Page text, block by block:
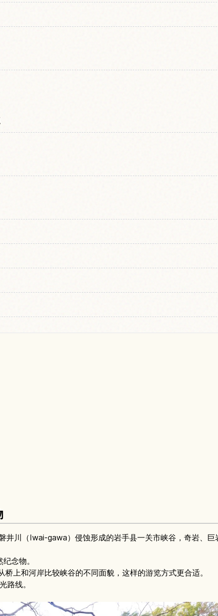
井川（Iwai-gawa）侵蚀形成的岩手县一关市峡谷，奇岩、巨
念物。
上和河岸比较峡谷的不同面貌，这样的游览方式更合适。
路线。